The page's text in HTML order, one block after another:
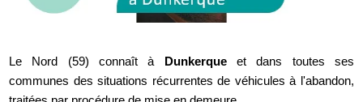
Le Nord (59) connaît à Dunkerqueet dans toutes ses
communes des situations récurrentes de véhicules à l'abandon,